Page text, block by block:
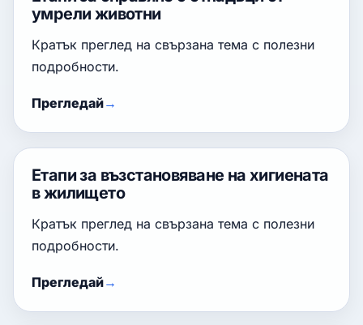
умрели животни
Кратък преглед на свързана тема с полезни
подробности.
Прегледай
Етапи за възстановяване на хигиената
в жилището
Кратък преглед на свързана тема с полезни
подробности.
Прегледай